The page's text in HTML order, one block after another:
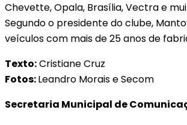
Chevette, Opala, Brasília, Vectra e
Segundo o presidente do clube,
veículos com mais de 25 anos de
Texto:Cristiane Cruz
Fotos:Leandro Morais e Secom
Secretaria Municipal de